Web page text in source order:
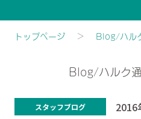
トップページ Blog/ハル
Blog/ハルク
スタッフブログ 2016